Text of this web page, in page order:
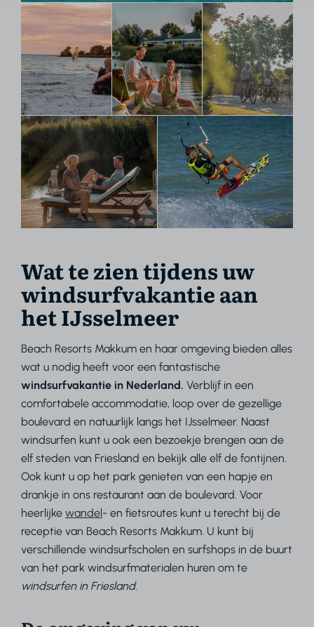
Wat te zien tijdens uw
windsurfvakantie aan
het IJsselmeer
Beach Resorts Makkum en haar omgeving bieden alles
wat u nodig heeft voor een fantastische
windsurfvakantie in Nederland.Verblijf in een
comfortabele accommodatie, loop over de gezellige
boulevard en natuurlijk langs het IJsselmeer. Naast
windsurfen kunt u ook een bezoekje brengen aan de
elf steden van Friesland en bekijk alle elf de fontijnen.
Ook kunt u op het park genieten van een hapje en
drankje in ons restaurant aan de boulevard. Voor
heerlijkewandel- en fietsroutes kunt u terecht bij de
receptie van Beach Resorts Makkum. U kunt bij
verschillende windsurfscholen en surfshops in de buurt
van het park windsurfmaterialen huren om te
windsurfen in Friesland.